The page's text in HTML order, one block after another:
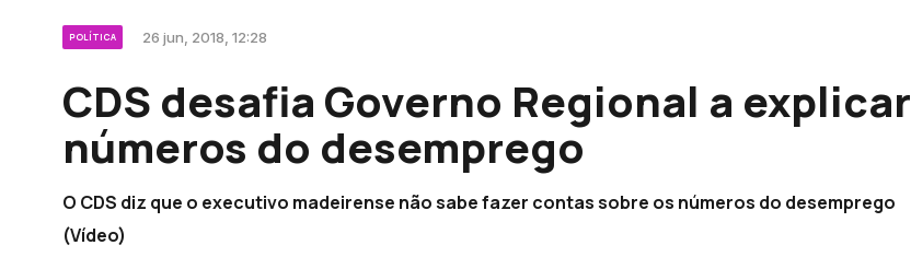
POLÍTICA 26 jun, 2018, 12:28
CDS desafia Governo Regional a explicar
números do desemprego
O CDS diz que o executivo madeirense não sabe fazer contas sobre os números do desemprego
(Vídeo)